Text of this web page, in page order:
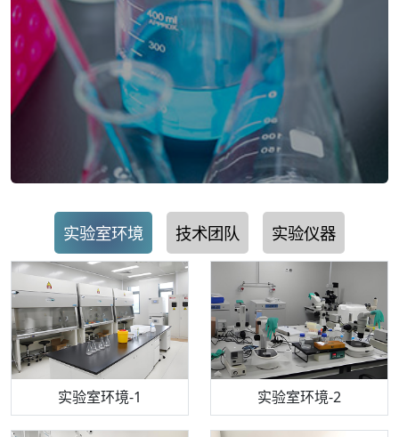
实验室环境 技术团队 实验仪器
实验室环境-1 实验室环境-2
机构质检技术员-1 机构质检技术员-2
步入式恒温恒湿试验箱 电感耦合等离子体光谱仪